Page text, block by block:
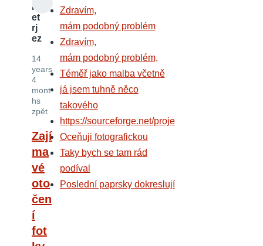
P
et
rj
ez
14
years
4
mont
hs
zpět
Zají
ma
vé
oto
čen
í
fot
Zdravím,
mám podobný problém
Zdravím,
mám podobný problém,
Téměř jako malba včetně
já jsem tuhně něco
takového
https://sourceforge.net/proje
Oceňuji fotografickou
Taky bych se tam rád
podíval
Poslední paprsky dokreslují